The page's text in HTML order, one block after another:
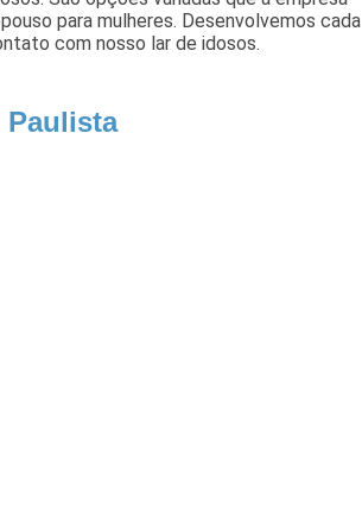
para mulheres. Desenvolvemos cada
com nosso lar de idosos.
Paulista